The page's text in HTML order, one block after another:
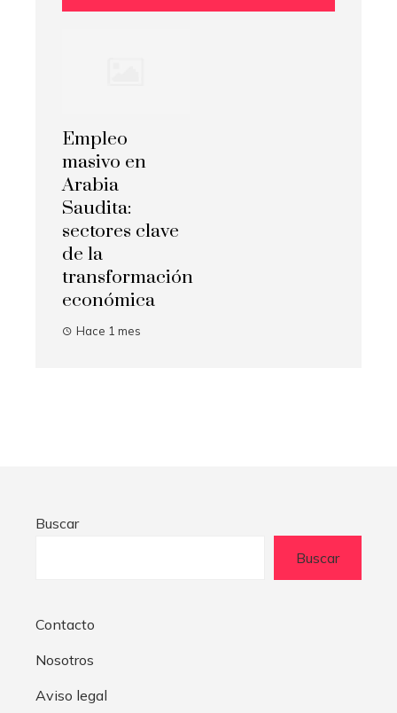
Empleo
masivo en
Arabia
Saudita:
sectores clave
de la
transformación
económica
Hace 1 mes
Buscar
Buscar
Contacto
Nosotros
Aviso legal